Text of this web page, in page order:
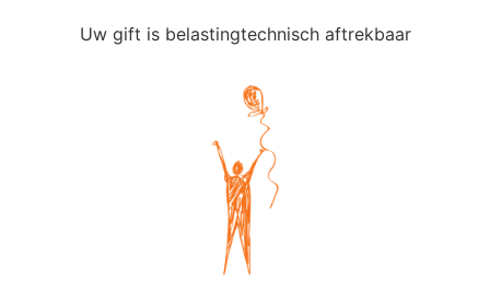
Uw gift is belastingtechnisch aftrekbaar